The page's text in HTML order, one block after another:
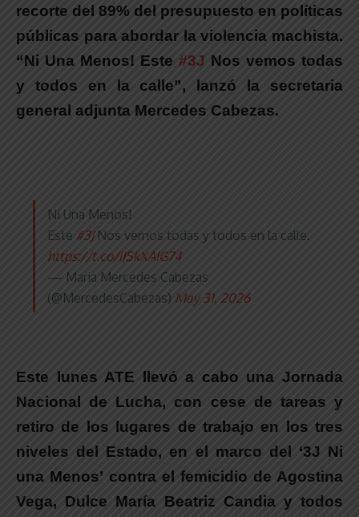
recorte del 89% del presupuesto en políticas
públicas para abordar la violencia machista.
“Ni Una Menos! Este #3J Nos vemos todas
y todos en la calle”, lanzó la secretaria
general adjunta Mercedes Cabezas.
Ni Una Menos!
Este #3JNos vemos todas y todos en la calle.
https://t.co/iJSkXAIG74
— Maria Mercedes Cabezas
(@MercedesCabezas) May 31, 2026
Este lunes ATE llevó a cabo una Jornada
Nacional de Lucha, con cese de tareas y
retiro de los lugares de trabajo en los tres
niveles del Estado, en el marco del ‘3J Ni
una Menos’ contra el femicidio de Agostina
Vega, Dulce María Beatriz Candia y todos